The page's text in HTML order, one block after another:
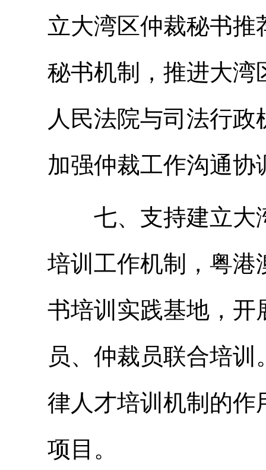
立大湾区仲裁秘书
秘书机制，推进大湾
人民法院与司法行
加强仲裁工作沟通协
七、支持建立大
培训工作机制，粤港
书培训实践基地，开
员、仲裁员联合培
律人才培训机制的作
项目。